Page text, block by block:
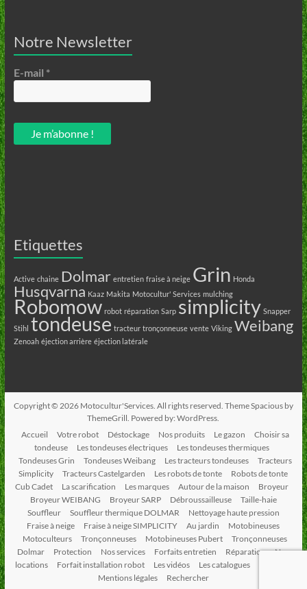
Notre Newsletter
E-mail *
Etiquettes
Active chaine Dolmar entretien fraise à neige Grin Honda
Husqvarna Kaaz Makita Motocultur' Services mulching
Robomow robot réparation Sarp simplicity Snapper
Stihl tondeuse tracteur tronçonneuse vente Viking Weibang
Zenoah éjection arrière éjection latérale
Copyright © 2026 Motocultur'Services. All rights reserved. ThemeSpaciousby
ThemeGrill. Powered by:WordPress
Accueil
Votre robot Déstockage Nos produits Le gazon
Choisir sa
tondeuse
Les tondeuses électriques
Les tondeuses thermiques
Tondeuses Grin
Tondeuses Weibang Les tracteurs tondeuses
Tracteurs
Simplicity
Tracteurs Castelgarden Les robots de tonte
Robots de tonte
Cub Cadet
La scarification Les marques Autour de la maison
Broyeur
Broyeur WEIBANG
Broyeur SARP Débroussailleuse
Taille-haie
Souffleur
Souffleur thermique DOLMAR
Nettoyage haute pression
Fraise à neige
Fraise à neige SIMPLICITY Au jardin
Motobineuses
Motoculteurs
Tronçonneuses Motobineuses Pubert
Tronçonneuses
Dolmar
Protection Nos services Forfaits entretien Réparation
Nos
locations
Forfait installation robot Les vidéos Les catalogues
Mentions légales
Rechercher